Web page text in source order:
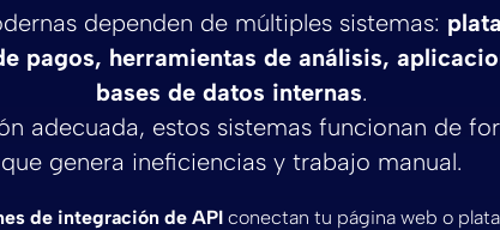
dependen de múltiples sistemas:
pagos, herramientas de análisis,
bases de datos internas.
adecuada, estos sistemas funcionan de
que genera ineficiencias y trabajo manual.
de integración de API conectan tu página web o